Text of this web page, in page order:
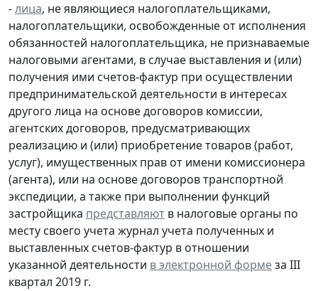
-лица, не являющиеся налогоплательщиками,
налогоплательщики, освобожденные от исполнения
обязанностей налогоплательщика, не признаваемые
налоговыми агентами, в случае выставления и (или)
получения ими счетов-фактур при осуществлении
предпринимательской деятельности в интересах
другого лица на основе договоров комиссии,
агентских договоров, предусматривающих
реализацию и (или) приобретение товаров (работ,
услуг), имущественных прав от имени комиссионера
(агента), или на основе договоров транспортной
экспедиции, а также при выполнении функций
застройщика представляют в налоговые органы по
месту своего учета журнал учета полученных и
выставленных счетов-фактур в отношении
указанной деятельности в электронной формеза III
квартал 2019 г.